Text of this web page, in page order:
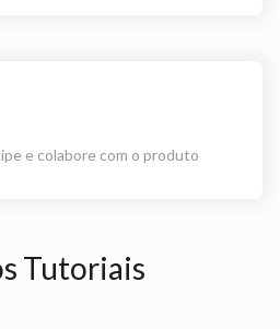
e colabore com o produto
Tutoriais